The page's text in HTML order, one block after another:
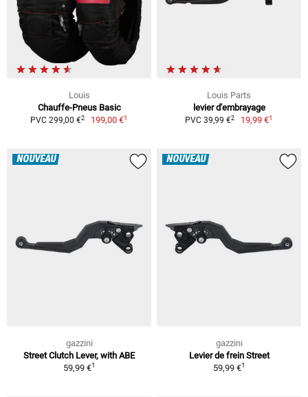
Louis
Chauffe-Pneus Basic
PVC 299,00 €2 199,00 €1
Louis Parts
levier d'embrayage
PVC 39,99 €2 19,99 €1
NOUVEAU
gazzini
Street Clutch Lever, with ABE
59,99 €1
NOUVEAU
gazzini
Levier de frein Street
59,99 €1